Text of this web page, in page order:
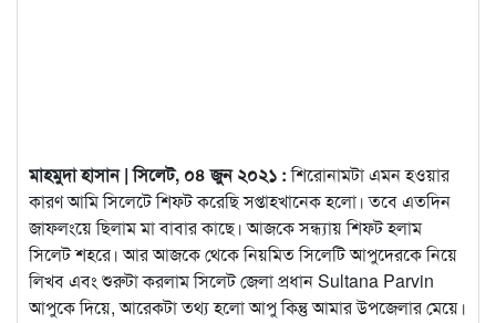
মাহমুদা হাসান | সিলেট, ০৪ জুন ২০২১ :শিরোনামটা এমন হওয়ার
কারণ আমি সিলেটে শিফট করেছি সপ্তাহখানেক হলো। তবে এতদিন
জাফলংয়ে ছিলাম মা বাবার কাছে। আজকে সন্ধ্যায় শিফট হলাম
সিলেট শহরে। আর আজকে থেকে নিয়মিত সিলেটিআপুদেরকে নিয়ে
লিখব এবং শুরুটা করলাম সিলেট জেলা প্রধান Sultana Parvin
আপুকে দিয়ে, আরেকটা তথ্য হলো আপু কিন্তু আমার উপজেলার মেয়ে।